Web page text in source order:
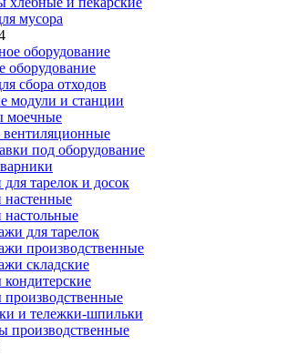
мусора
оборудование
сбора отходов
модули и станции
моечные
под оборудование
тарелок и досок
для тарелок
производственные
складские
и тележки-шпильки
производственные